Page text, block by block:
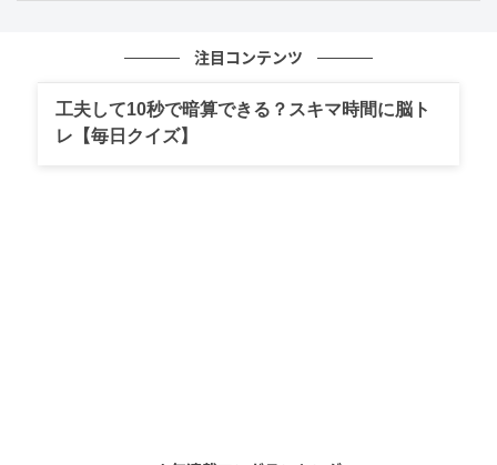
NON STYLE石田さんは「めっちゃ印象に残ってる」
ましたが、スタッフからの評判はイマイチだった模
様。秋川さんは「めちゃめちゃ不評で。すごい神妙な
注目コンテンツ
工夫して10秒で暗算できる？スキマ時間に脳ト
レ【毎日クイズ】